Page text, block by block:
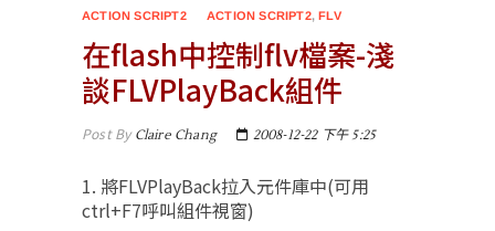
ACTION SCRIPT2 ACTION SCRIPT2,FLV
在flash中控制flv檔案-淺
談FLVPlayBack組件
Post ByClaire Chang 2008-12-22 下午 5:25
1. 將FLVPlayBack拉入元件庫中(可用
ctrl+F7呼叫組件視窗)